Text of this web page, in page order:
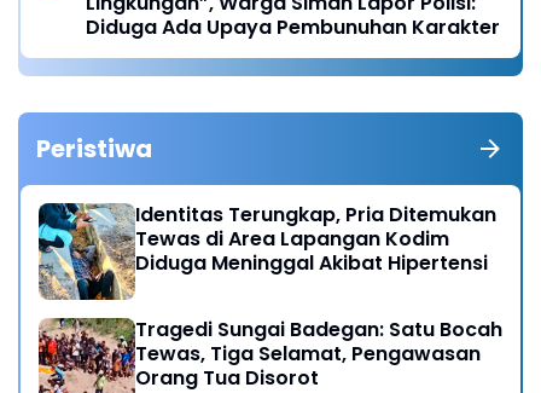
Diduga Ada Upaya Pembunuhan Karakter
Peristiwa
Identitas Terungkap, Pria Ditemukan
Tewas di Area Lapangan Kodim
Diduga Meninggal Akibat Hipertensi
Tragedi Sungai Badegan: Satu Bocah
Tewas, Tiga Selamat, Pengawasan
Orang Tua Disorot